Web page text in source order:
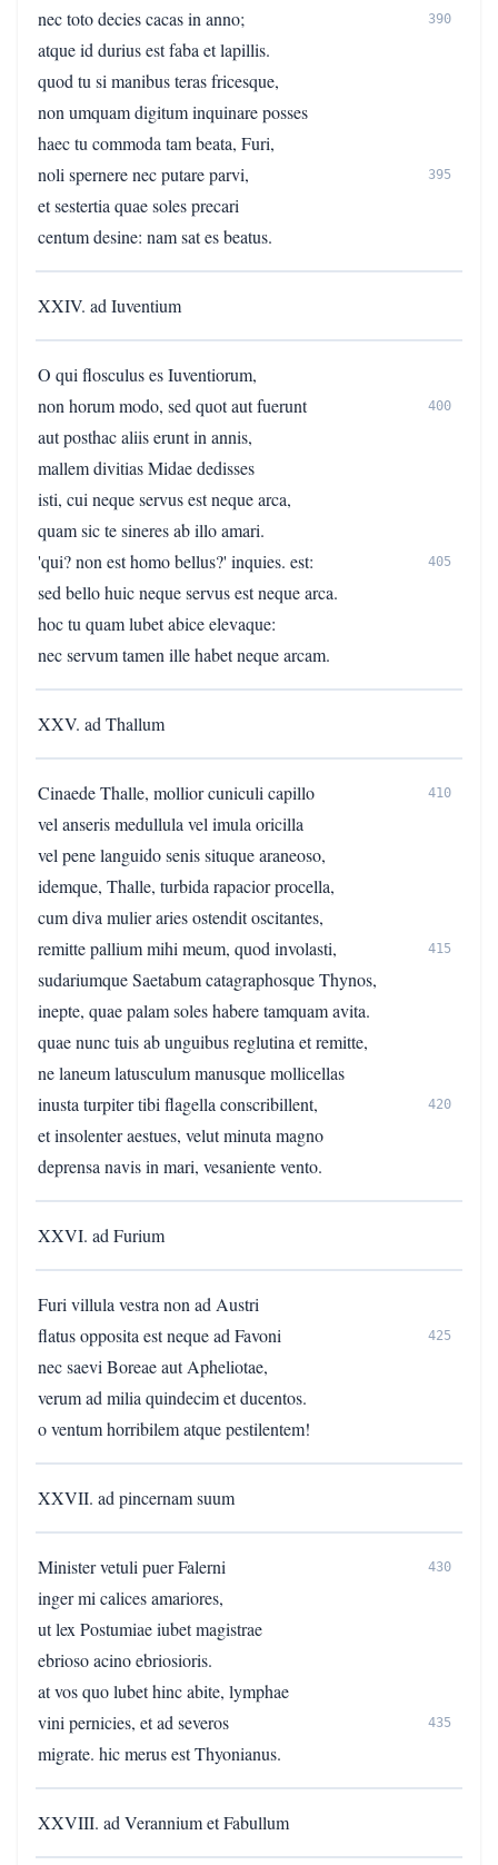
nec toto decies cacas in anno;
390
atque id durius est faba et lapillis.
quod tu si manibus teras fricesque,
non umquam digitum inquinare posses
haec tu commoda tam beata, Furi,
noli spernere nec putare parvi,
395
et sestertia quae soles precari
centum desine: nam sat es beatus.
XXIV. ad Iuventium
O qui flosculus es Iuventiorum,
non horum modo, sed quot aut fuerunt
400
aut posthac aliis erunt in annis,
mallem divitias Midae dedisses
isti, cui neque servus est neque arca,
quam sic te sineres ab illo amari.
'qui? non est homo bellus?' inquies. est:
405
sed bello huic neque servus est neque arca.
hoc tu quam lubet abice elevaque:
nec servum tamen ille habet neque arcam.
XXV. ad Thallum
Cinaede Thalle, mollior cuniculi capillo 410
vel anseris medullula vel imula oricilla
vel pene languido senis situque araneoso,
idemque, Thalle, turbida rapacior procella,
cum diva mulier aries ostendit oscitantes,
remitte pallium mihi meum, quod involasti,
415
sudariumque Saetabum catagraphosque Thynos,
inepte, quae palam soles habere tamquam avita.
quae nunc tuis ab unguibus reglutina et remitte,
ne laneum latusculum manusque mollicellas
inusta turpiter tibi flagella conscribillent,
420
et insolenter aestues, velut minuta magno
deprensa navis in mari, vesaniente vento.
XXVI. ad Furium
Furi villula vestra non ad Austri
flatus opposita est neque ad Favoni
425
nec saevi Boreae aut Apheliotae,
verum ad milia quindecim et ducentos.
o ventum horribilem atque pestilentem!
XXVII. ad pincernam suum
Minister vetuli puer Falerni 430
inger mi calices amariores,
ut lex Postumiae iubet magistrae
ebrioso acino ebriosioris.
at vos quo lubet hinc abite, lymphae
vini pernicies, et ad severos
435
migrate. hic merus est Thyonianus.
XXVIII. ad Verannium et Fabullum